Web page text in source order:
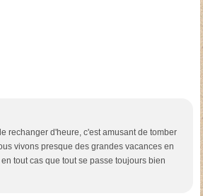
rechanger d'heure, c'est amusant de tomber
vivons presque des grandes vacances en
tout cas que tout se passe toujours bien